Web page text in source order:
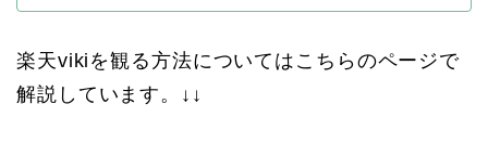
楽天vikiを観る方法についてはこちらのページで
解説しています。↓↓